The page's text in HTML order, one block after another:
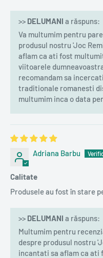
>> DELUMANI a răspuns:
Va multumim pentru
produsul nostru 'Joc
aflam ca ati fost
viitoarele
recomandam sa
traditionale romanesti
multumim inca o data
Adriana Barbu
Calitate
Produsele au fost în stare
>> DELUMANI a răspuns:
Multumim pentru
despre produsul nostru
incantati sa aflam ca